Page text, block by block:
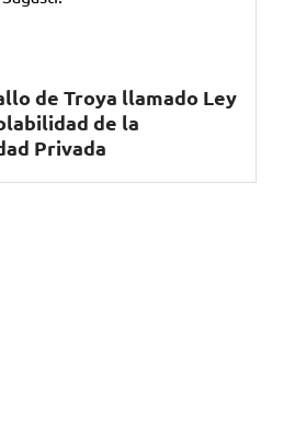
de Troya llamado Ley
de la
Privada